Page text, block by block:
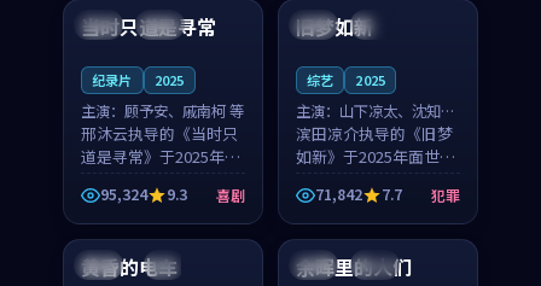
角色，山田纯一的叙事
颜以南担任重要角色，
山田纯一的叙事节奏
泰国 杜比
当时只道是寻常
纪录片 2025
主演： 顾予安、戚南柯 等
邢沐云执导的《当时只
道是寻常》于2025年面
世，泰国的城市气质与
母女情深的人物心境共
同构筑了影片基调。顾
予安、戚南柯用细腻的
表演撑起整部喜剧电
95,324 9.3 喜剧
中国 高分
旧梦如新
综艺 2025
主演： 山下凉太、沈知韵
等
滨田凉介执导的《旧梦
如新》于2025年面世，
中国台湾的城市气质与
异国相遇的人物心境共
同构筑了影片基调。山
下凉太、沈知韵用细腻
的表演撑起整部犯罪
71,842 7.7 犯罪
日本 4K
黄昏的电车 泰国 完结
余晖里的人们